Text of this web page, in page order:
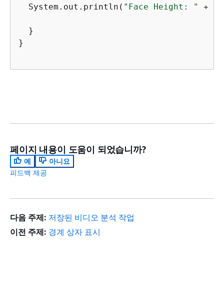
  System.out.println(
"Face Height: " +
  }
}
페이지 내용이 도움이 되었습니까?
예
아니요
피드백 제공
다음 주제: 저장된 비디오 분석 작업
이전 주제: 경계 상자 표시